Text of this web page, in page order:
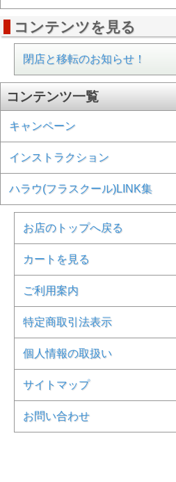
コンテンツを見る
閉店と移転のお知らせ！
コンテンツ一覧
キャンペーン
インストラクション
ハラウ(フラスクール)LINK集
お店のトップへ戻る
カートを見る
ご利用案内
特定商取引法表示
個人情報の取扱い
サイトマップ
お問い合わせ